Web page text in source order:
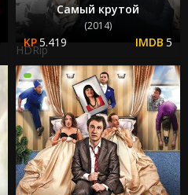
Самый крутой
(2014)
5.419 5
HDRip